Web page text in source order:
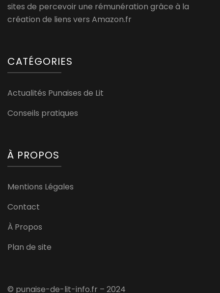
sites de percevoir une rémunération grâce à la
création de liens vers Amazon.fr
CATÉGORIES
Actualités Punaises de Lit
Conseils pratiques
À PROPOS
Mentions Légales
Contact
À Propos
Plan de site
© punaise-de-lit-info.fr – 2024